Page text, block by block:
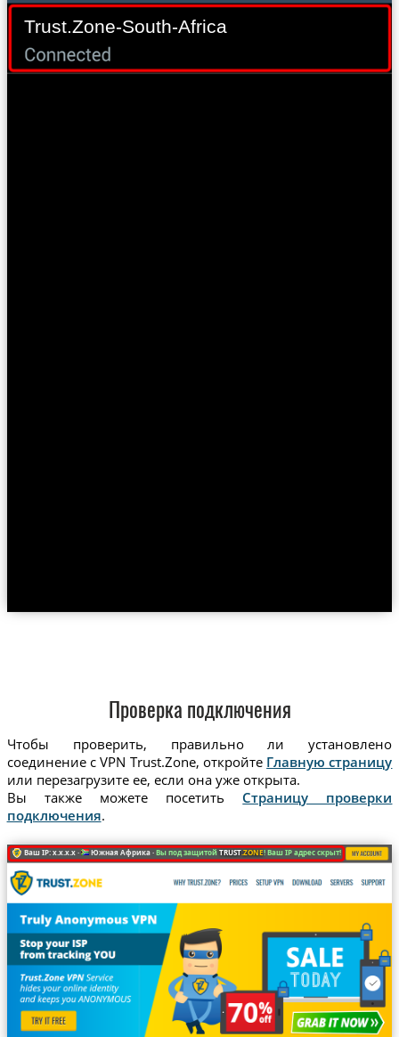
Trust.Zone-South-Africa
Проверка подключения
Чтобы проверить, правильно ли установлено
соединение с VPN Trust.Zone, откройте Главную страницу
или перезагрузите ее, если она уже открыта.
Вы также можете посетить Страницу проверки
подключения.
Ваш IP: x.x.x.x · Южная Африка ·Вы под защитойTRUST.ZONE! Ваш IP адрес скрыт!